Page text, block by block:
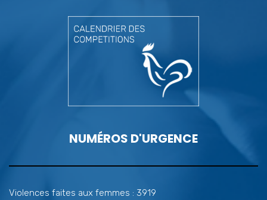
NUMÉROS D'URGENCE
Violences faites aux femmes : 3919